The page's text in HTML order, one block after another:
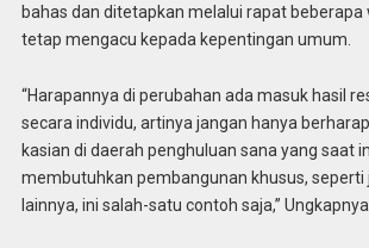
bahas dan ditetapkan melalui rapat beberapa
tetap mengacu kepada kepentingan umum.
“Harapannya di perubahan ada masuk hasil
secara individu, artinya jangan hanya
kasian di daerah penghuluan sana yang saat
membutuhkan pembangunan khusus, seperti
lainnya, ini salah-satu contoh saja,”